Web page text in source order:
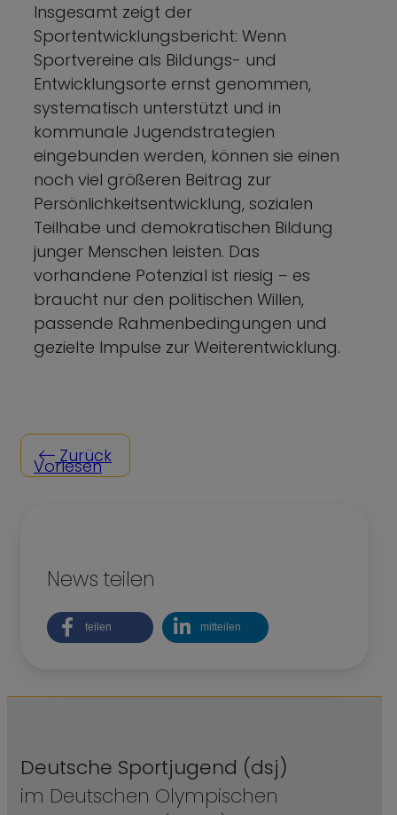
Insgesamt zeigt der
Sportentwicklungsbericht: Wenn
Sportvereine als Bildungs- und
Entwicklungsorte ernst genommen,
systematisch unterstützt und in
kommunale Jugendstrategien
eingebunden werden, können sie einen
noch viel größeren Beitrag zur
Persönlichkeitsentwicklung, sozialen
Teilhabe und demokratischen Bildung
junger Menschen leisten. Das
vorhandene Potenzial ist riesig – es
braucht nur den politischen Willen,
passende Rahmenbedingungen und
gezielte Impulse zur Weiterentwicklung.
Zurück
Vorlesen
News teilen
teilen mitteilen
Deutsche Sportjugend (dsj)
im Deutschen Olympischen